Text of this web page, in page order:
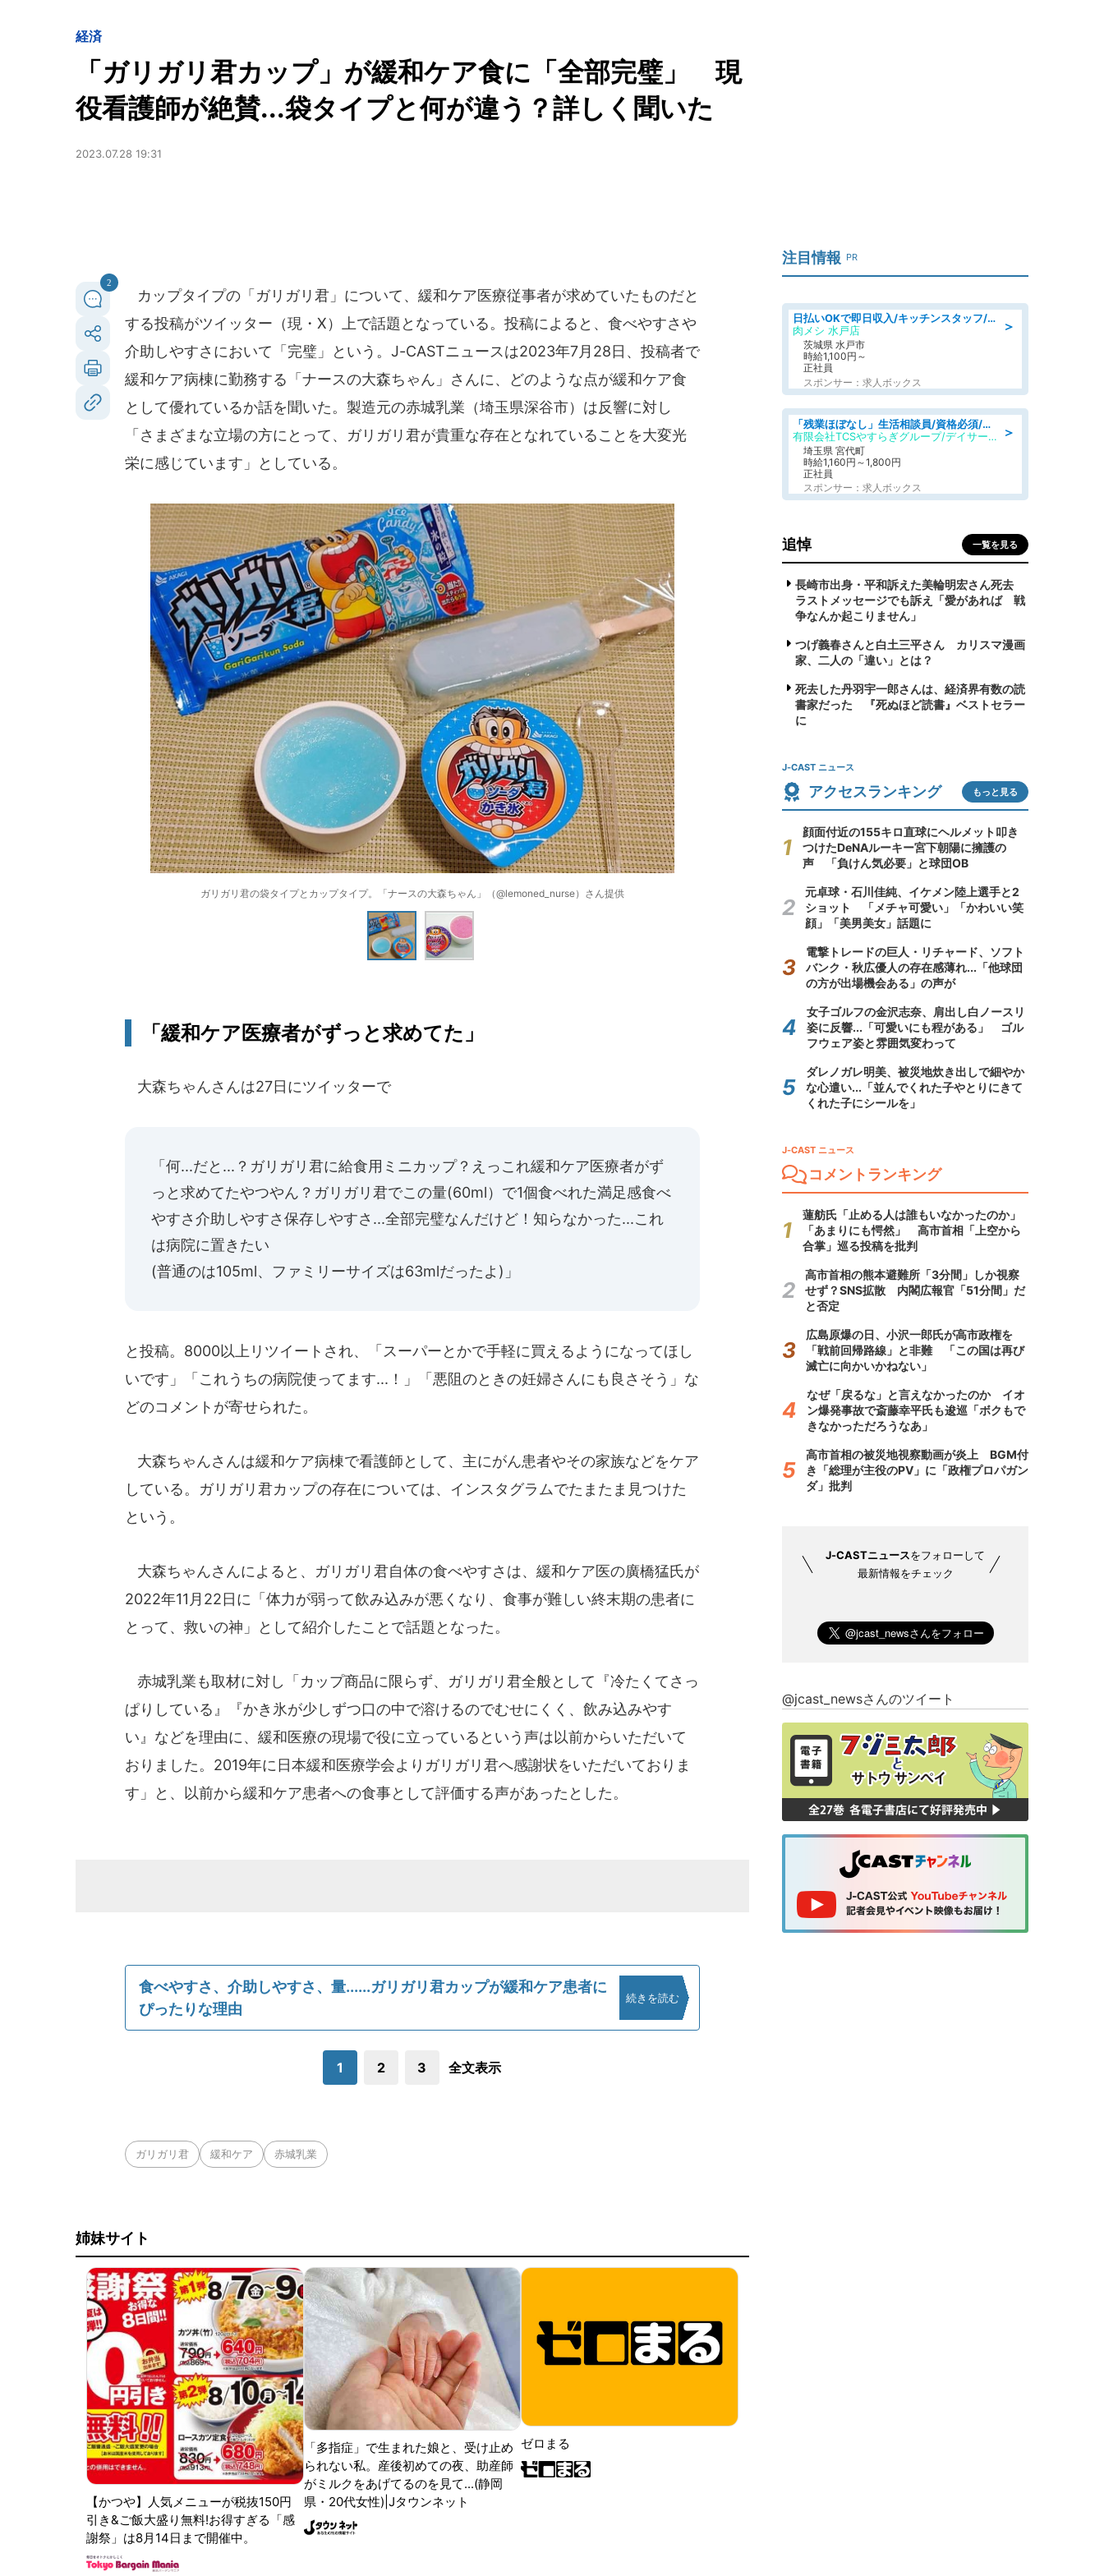
経済
「ガリガリ君カップ」が緩和ケア食に「全部完璧」 現
役看護師が絶賛...袋タイプと何が違う？詳しく聞いた
2023.07.28 19:31
2
カップタイプの「ガリガリ君」について、緩和ケア医療従事者が求めていたものだと
する投稿がツイッター（現・X）上で話題となっている。投稿によると、食べやすさや
介助しやすさにおいて「完璧」という。J-CASTニュースは2023年7月28日、投稿者で
緩和ケア病棟に勤務する「ナースの大森ちゃん」さんに、どのような点が緩和ケア食
として優れているか話を聞いた。製造元の赤城乳業（埼玉県深谷市）は反響に対し
「さまざまな立場の方にとって、ガリガリ君が貴重な存在となれていることを大変光
栄に感じています」としている。
ガリガリ君の袋タイプとカップタイプ。「ナースの大森ちゃん」（@lemoned_nurse）さん提供
「緩和ケア医療者がずっと求めてた」
大森ちゃんさんは27日にツイッターで
「何...だと...？ガリガリ君に給食用ミニカップ？えっこれ緩和ケア医療者がず
っと求めてたやつやん？ガリガリ君でこの量(60ml）で1個食べれた満足感食べ
やすさ介助しやすさ保存しやすさ...全部完璧なんだけど！知らなかった...これ
は病院に置きたい
(普通のは105ml、ファミリーサイズは63mlだったよ)」
と投稿。8000以上リツイートされ、「スーパーとかで手軽に買えるようになってほし
いです」「これうちの病院使ってます...！」「悪阻のときの妊婦さんにも良さそう」な
どのコメントが寄せられた。
大森ちゃんさんは緩和ケア病棟で看護師として、主にがん患者やその家族などをケア
している。ガリガリ君カップの存在については、インスタグラムでたまたま見つけた
という。
大森ちゃんさんによると、ガリガリ君自体の食べやすさは、緩和ケア医の廣橋猛氏が
2022年11月22日に「体力が弱って飲み込みが悪くなり、食事が難しい終末期の患者に
とって、救いの神」として紹介したことで話題となった。
赤城乳業も取材に対し「カップ商品に限らず、ガリガリ君全般として『冷たくてさっ
ぱりしている』『かき氷が少しずつ口の中で溶けるのでむせにくく、飲み込みやす
い』などを理由に、緩和医療の現場で役に立っているという声は以前からいただいて
おりました。2019年に日本緩和医療学会よりガリガリ君へ感謝状をいただいておりま
す」と、以前から緩和ケア患者への食事として評価する声があったとした。
食べやすさ、介助しやすさ、量......ガリガリ君カップが緩和ケア患者に
ぴったりな理由
続きを読む
1 2 3 全文表示
ガリガリ君 緩和ケア 赤城乳業
姉妹サイト
【かつや】人気メニューが税抜150円
引き&ご飯大盛り無料!お得すぎる「感
謝祭」は8月14日まで開催中。
「多指症」で生まれた娘と、受け止め
られない私。産後初めての夜、助産師
がミルクをあげてるのを見て...(静岡
県・20代女性)|Jタウンネット
ゼロまる
注目情報 PR
＞
日払いOKで即日収入/キッチンスタッフ/「原付免許必須」デリバリー業務など、自己成長可能な幅広い仕事に挑戦!髪型自由&ピアス・ネイルOK/茨城県/水戸市
肉メシ 水戸店
茨城県 水戸市
時給1,100円～
正社員
スポンサー：求人ボックス
＞
「残業ほぼなし」生活相談員/資格必須/正職員/日勤のみ/デイサービス
有限会社TCSやすらぎグループ/デイサービスやすらぎ
埼玉県 宮代町
時給1,160円～1,800円
正社員
スポンサー：求人ボックス
追悼 一覧を見る
長崎市出身・平和訴えた美輪明宏さん死去
ラストメッセージでも訴え「愛があれば 戦
争なんか起こりません」
つげ義春さんと白土三平さん カリスマ漫画
家、二人の「違い」とは？
死去した丹羽宇一郎さんは、経済界有数の読
書家だった 『死ぬほど読書』ベストセラー
に
J-CAST ニュース
アクセスランキング もっと見る
顔面付近の155キロ直球にヘルメット叩き
つけたDeNAルーキー宮下朝陽に擁護の
声 「負けん気必要」と球団OB
元卓球・石川佳純、イケメン陸上選手と2
ショット 「メチャ可愛い」「かわいい笑
顔」「美男美女」話題に
電撃トレードの巨人・リチャード、ソフト
バンク・秋広優人の存在感薄れ...「他球団
の方が出場機会ある」の声が
女子ゴルフの金沢志奈、肩出し白ノースリ
姿に反響...「可愛いにも程がある」 ゴル
フウェア姿と雰囲気変わって
ダレノガレ明美、被災地炊き出しで細やか
な心遣い...「並んでくれた子やとりにきて
くれた子にシールを」
J-CAST ニュース
コメントランキング
蓮舫氏「止める人は誰もいなかったのか」
「あまりにも愕然」 高市首相「上空から
合掌」巡る投稿を批判
高市首相の熊本避難所「3分間」しか視察
せず？SNS拡散 内閣広報官「51分間」だ
と否定
広島原爆の日、小沢一郎氏が高市政権を
「戦前回帰路線」と非難 「この国は再び
滅亡に向かいかねない」
なぜ「戻るな」と言えなかったのか イオ
ン爆発事故で斎藤幸平氏も逡巡「ボクもで
きなかっただろうなあ」
高市首相の被災地視察動画が炎上 BGM付
き「総理が主役のPV」に「政権プロパガン
ダ」批判
J-CASTニュースをフォローして
最新情報をチェック
@jcast_newsさんのツイート